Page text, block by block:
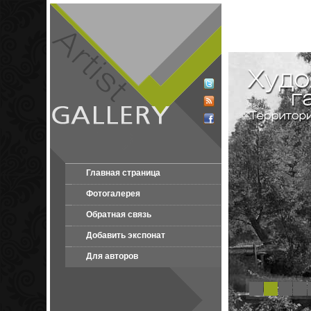
Главная страница
Фотогалерея
Обратная связь
Добавить экспонат
Для авторов